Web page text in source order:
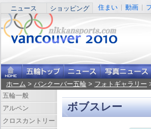
ニュース ショッピング 住まい 動画
ホーム > バンクーバー五輪 > フォトギャラリー
ボブスレー
五輪一般
アルペン
クロスカントリー